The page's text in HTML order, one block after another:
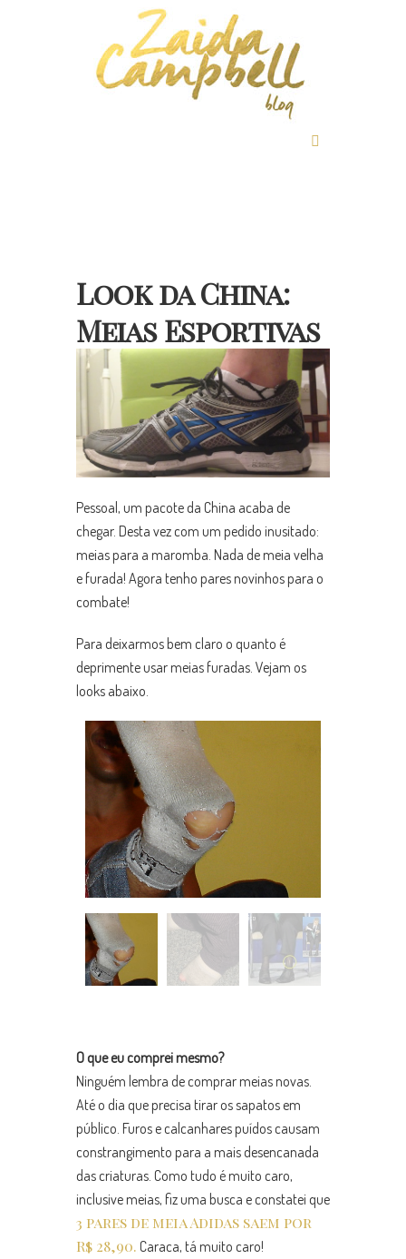
Look da China:
Meias Esportivas
Pessoal, um pacote da China acaba de
chegar. Desta vez com um pedido inusitado:
meias para a maromba. Nada de meia velha
e furada! Agora tenho pares novinhos para o
combate!
Para deixarmos bem claro o quanto é
deprimente usar meias furadas. Vejam os
looks abaixo.
O que eu comprei mesmo?
Ninguém lembra de comprar meias novas.
Até o dia que precisa tirar os sapatos em
público. Furos e calcanhares puídos causam
constrangimento para a mais desencanada
das criaturas. Como tudo é muito caro,
inclusive meias, fiz uma busca e constatei que
3 pares de meia Adidas saem por
R$ 28,90. Caraca, tá muito caro!